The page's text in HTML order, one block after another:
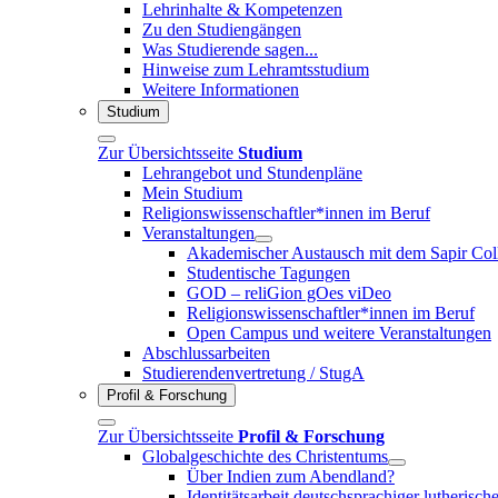
Lehrinhalte & Kompetenzen
Zu den Studiengängen
Was Studierende sagen...
Hinweise zum Lehramtsstudium
Weitere Informationen
Studium
Zur Übersichtsseite Studium
Lehrangebot und Stundenpläne
Mein Studium
Religionswissenschaftler*innen im Beruf
Veranstaltungen
Akademischer Austausch mit dem Sapir
Studentische Tagungen
GOD – reliGion gOes viDeo
Religionswissenschaftler*innen im Beruf
Open Campus und weitere Veranstaltungen
Abschlussarbeiten
Studierendenvertretung / StugA
Profil & Forschung
Zur Übersichtsseite Profil & Forschung
Globalgeschichte des Christentums
Über Indien zum Abendland?